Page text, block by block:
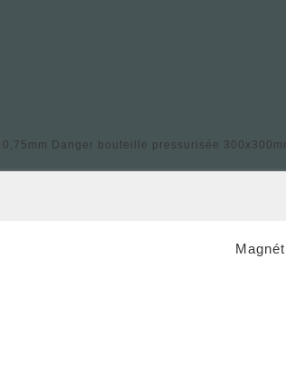
0,75mm Danger bouteille pressurisée